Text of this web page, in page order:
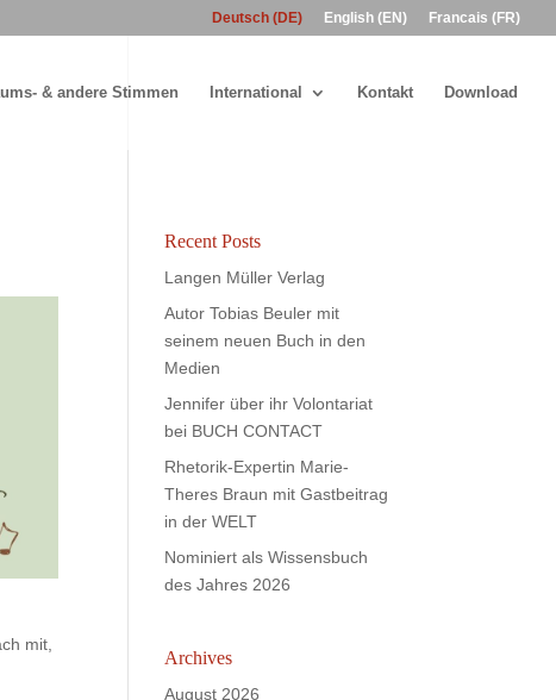
Deutsch (DE) English (EN) Francais (FR)
& andere Stimmen International Kontakt Download
mit,
Recent Posts
Langen Müller Verlag
Autor Tobias Beuler mit
seinem neuen Buch in den
Medien
Jennifer über ihr Volontariat
bei BUCH CONTACT
Rhetorik-Expertin Marie-
Theres Braun mit Gastbeitrag
in der WELT
Nominiert als Wissensbuch
des Jahres 2026
Archives
August 2026